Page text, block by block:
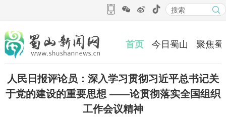
首页 今日蜀山 聚焦蜀
人民日报评论员：深入学习贯彻习近平总书记关
于党的建设的重要思想 ——论贯彻落实全国组织
工作会议精神